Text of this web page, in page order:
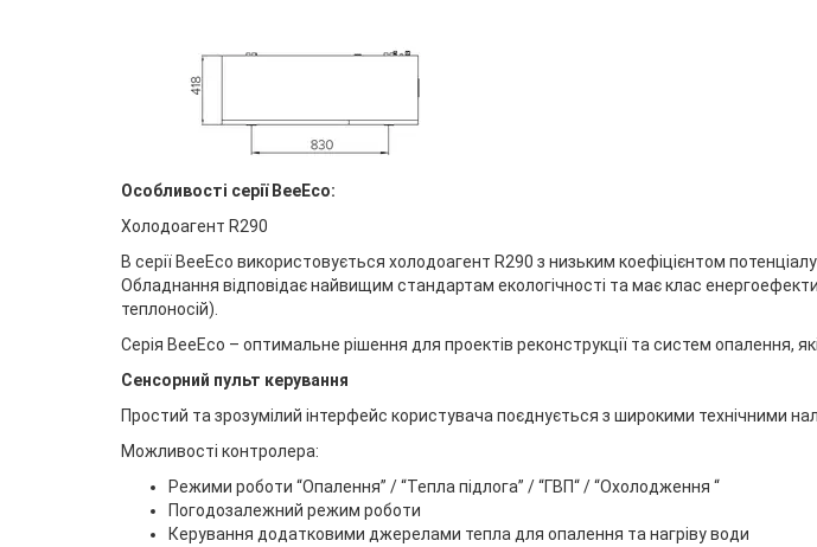
Особливості серії BeeEco:
Холодоагент R290
В серії BeeEco використовується холодоагент R290 з низьким коефіцієнтом
Обладнання відповідає найвищим стандартам екологічності та має клас
теплоносій).
Серія BeeEco – оптимальне рішення для проектів реконструкції та систем опалення,
Сенсорний пульт керування
Простий та зрозумілий інтерфейс користувача поєднується з широкими технічними
Можливості контролера:
Режими роботи “Опалення” / “Тепла підлога” / “ГВП“ / “Охолодження “
Погодозалежний режим роботи
Керування додатковими джерелами тепла для опалення та нагріву води